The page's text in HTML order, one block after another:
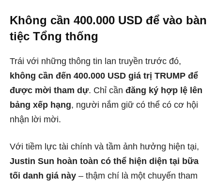
Không cần 400.000 USD để vào bàn
tiệc Tổng thống
Trái với những thông tin lan truyền trước đó,
không cần đến 400.000 USD giá trị TRUMP để
được mời tham dự. Chỉ cần đăng ký hợp lệ lên
bảng xếp hạng, người nắm giữ có thể có cơ hội
nhận lời mời.
Với tiềm lực tài chính và tầm ảnh hưởng hiện tại,
Justin Sun hoàn toàn có thể hiện diện tại bữa
tối danh giá này – thậm chí là một chuyến tham